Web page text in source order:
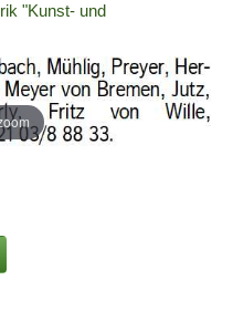
"Kunst- und